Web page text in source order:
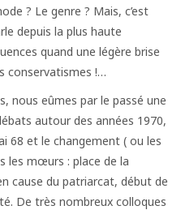
? Le genre ? Mais, c’est
depuis la plus haute
quand une légère brise
conservatismes !…
nous eûmes par le passé une
autour des années 1970,
68 et le changement ( ou les
les mœurs : place de la
cause du patriarcat, début de
De très nombreux colloques